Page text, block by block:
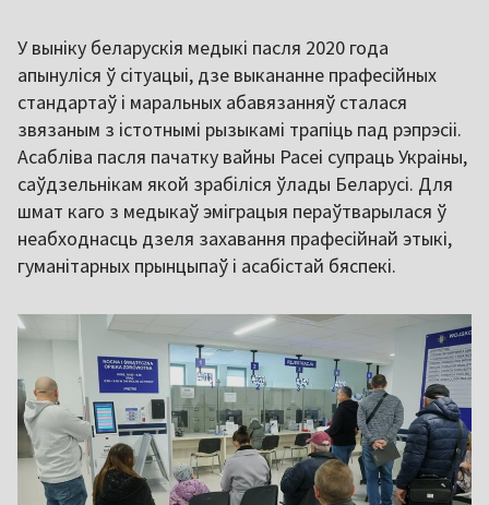
У выніку беларускія медыкі пасля 2020 года
апынуліся ў сітуацыі, дзе выкананне прафесійных
стандартаў і маральных абавязанняў сталася
звязаным з істотнымі рызыкамі трапіць пад рэпрэсіі.
Асабліва пасля пачатку вайны Расеі супраць Украіны,
саўдзельнікам якой зрабіліся ўлады Беларусі. Для
шмат каго з медыкаў эміграцыя пераўтварылася ў
неабходнасць дзеля захавання прафесійнай этыкі,
гуманітарных прынцыпаў і асабістай бяспекі.